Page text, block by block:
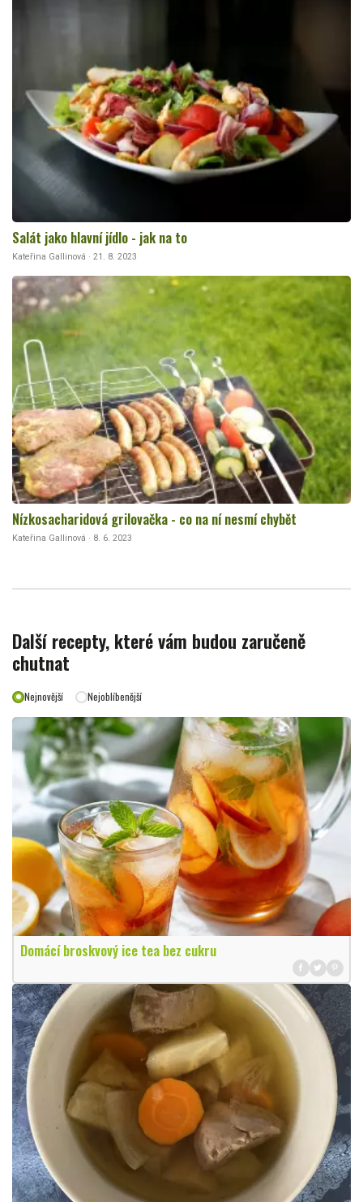
Salát jako hlavní jídlo - jak na to
Kateřina Gallinová · 21. 8. 2023
Nízkosacharidová grilovačka - co na ní nesmí chybět
Kateřina Gallinová · 8. 6. 2023
Další recepty, které vám budou zaručeně
chutnat
Nejnovější Nejoblíbenější
Domácí broskvový ice tea bez cukru